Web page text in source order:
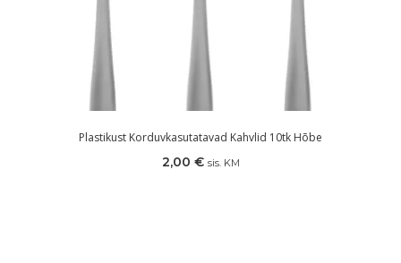
Plastikust Korduvkasutatavad Kahvlid 10tk Hõbe
2,00 € sis. KM